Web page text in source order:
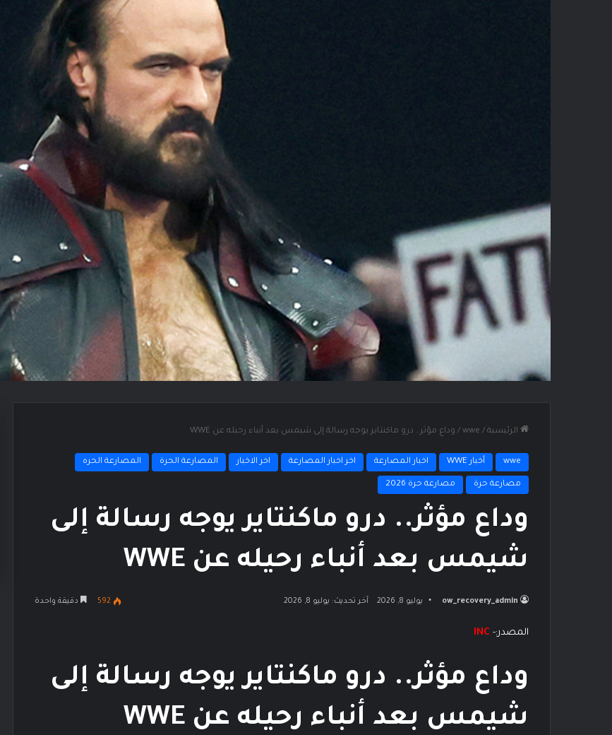
الرئيسية /
wwe
/ وداع مؤثر.. درو ماكنتاير يوجه رسالة إلى شيمس بعد أنباء رحيله عن WWE
wwe أخبار WWE اخبار المصارعة اخر اخبار المصارعة اخر الاخبار المصارعة الحرة المصارعة الحره
مصارعة حرة مصارعة حرة 2026
وداع مؤثر.. درو ماكنتاير يوجه رسالة إلى
شيمس بعد أنباء رحيله عن WWE
ow_recovery_admin يوليو 8, 2026 آخر تحديث: يوليو 8, 2026 592 دقيقة واحدة
المصدر:- INC
وداع مؤثر.. درو ماكنتاير يوجه رسالة إلى
شيمس بعد أنباء رحيله عن WWE